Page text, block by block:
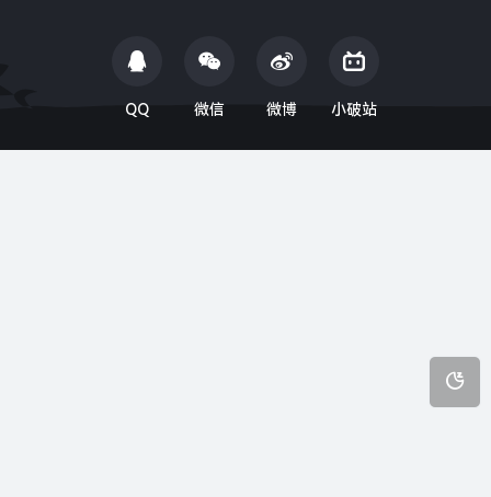
QQ 微信 微博 小破站